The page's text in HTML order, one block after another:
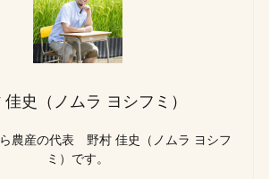
佳史（ノムラ ヨシフミ）
農産の代表 野村 佳史（ノムラ ヨシフ
ミ）です。